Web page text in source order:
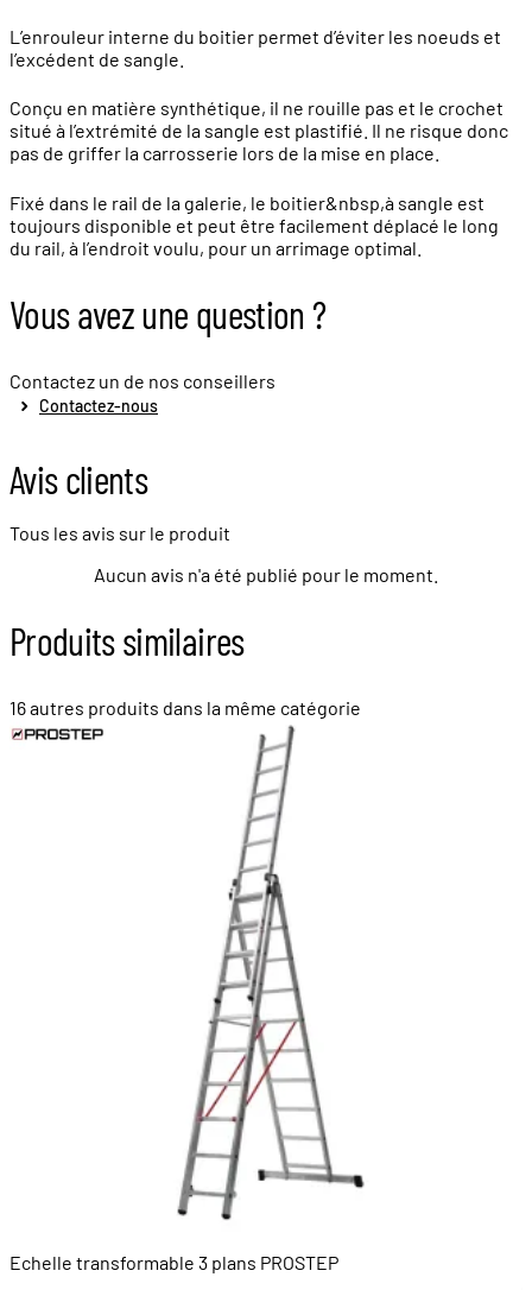
L’enrouleur interne du boitier permet d’éviter les noeuds et
l’excédent de sangle.
Conçu en matière synthétique, il ne rouille pas et le crochet
situé à l’extrémité de la sangle est plastifié. Il ne risque donc
pas de griffer la carrosserie lors de la mise en place.
Fixé dans le rail de la galerie, le boitier&nbsp,à sangle est
toujours disponible et peut être facilement déplacé le long
du rail, à l’endroit voulu, pour un arrimage optimal.
Vous avez une question ?
Contactez un de nos conseillers
Contactez-nous
Avis clients
Tous les avis sur le produit
Aucun avis n'a été publié pour le moment.
Produits similaires
16 autres produits dans la même catégorie
Echelle transformable 3 plans PROSTEP